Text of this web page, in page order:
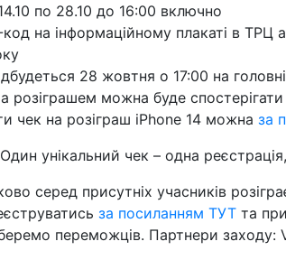
по 28.10 до 16:00 включно
на інформаційному плакаті в ТРЦ
28 жовтня о 17:00 на
розіграшем можна буде
чек на розіграш iPhone 14 можна за
Один унікальний чек – одна
серед присутніх учасників
за посиланням ТУТ та
переможців. Партнери заходу: